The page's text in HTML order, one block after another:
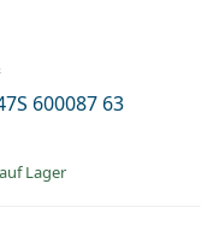
600087 63
auf Lager